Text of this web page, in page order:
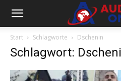
Start Schlagworte Dschenin
Schlagwort: